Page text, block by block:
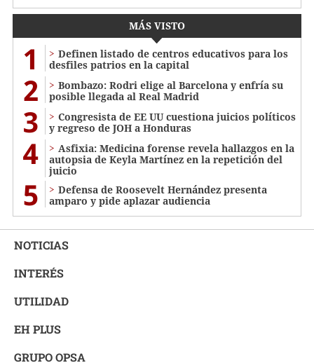
MÁS VISTO
1
Definen listado de centros educativos para los
desfiles patrios en la capital
2
Bombazo: Rodri elige al Barcelona y enfría su
posible llegada al Real Madrid
3
Congresista de EE UU cuestiona juicios políticos
y regreso de JOH a Honduras
4
Asfixia: Medicina forense revela hallazgos en la
autopsia de Keyla Martínez en la repetición del
juicio
5
Defensa de Roosevelt Hernández presenta
amparo y pide aplazar audiencia
NOTICIAS
INTERÉS
UTILIDAD
EH PLUS
GRUPO OPSA